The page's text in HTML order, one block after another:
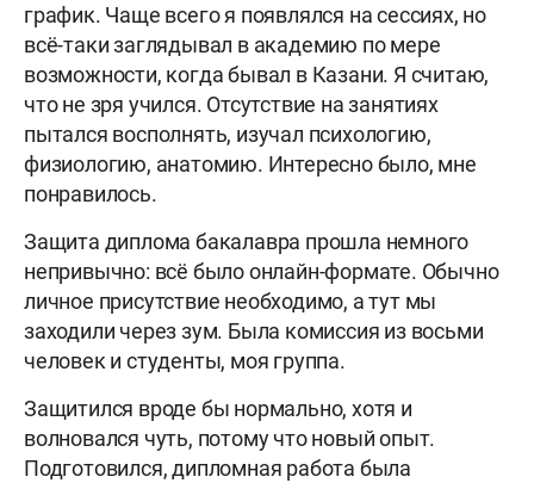
график. Чаще всего я появлялся на сессиях, но
всё-таки заглядывал в академию по мере
возможности, когда бывал в Казани. Я считаю,
что не зря учился. Отсутствие на занятиях
пытался восполнять, изучал психологию,
физиологию, анатомию. Интересно было, мне
понравилось.
Защита диплома бакалавра прошла немного
непривычно: всё было онлайн-формате. Обычно
личное присутствие необходимо, а тут мы
заходили через зум. Была комиссия из восьми
человек и студенты, моя группа.
Защитился вроде бы нормально, хотя и
волновался чуть, потому что новый опыт.
Подготовился, дипломная работа была